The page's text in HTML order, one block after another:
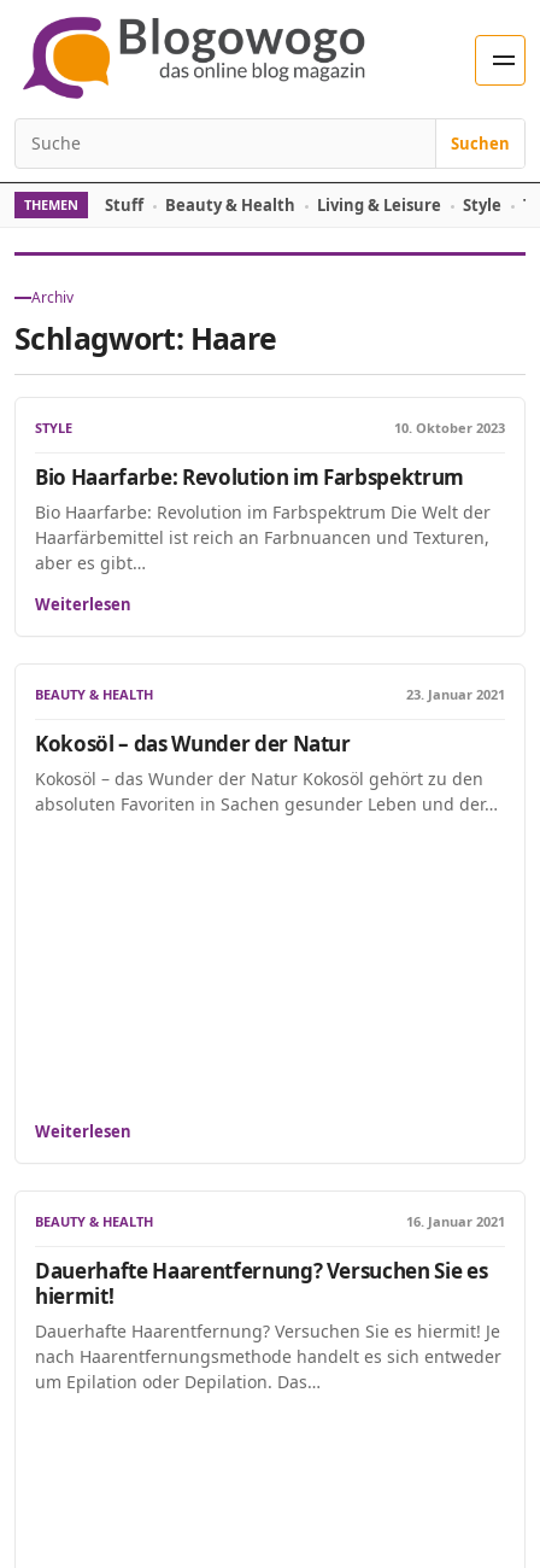
Zum Inhalt springen
Suchen nach:
Suchen
THEMEN Stuff Beauty & Health Living & Leisure Style
Archiv
Schlagwort: Haare
STYLE 10. Oktober 2023
Bio Haarfarbe: Revolution im Farbspektrum
Bio Haarfarbe: Revolution im Farbspektrum Die Welt der
Haarfärbemittel ist reich an Farbnuancen und Texturen,
aber es gibt…
Weiterlesen
BEAUTY & HEALTH 23. Januar 2021
Kokosöl – das Wunder der Natur
Kokosöl – das Wunder der Natur Kokosöl gehört zu den
absoluten Favoriten in Sachen gesunder Leben und der…
Weiterlesen
BEAUTY & HEALTH 16. Januar 2021
Dauerhafte Haarentfernung? Versuchen Sie es
hiermit!
Dauerhafte Haarentfernung? Versuchen Sie es hiermit! Je
nach Haarentfernungsmethode handelt es sich entweder
um Epilation oder Depilation. Das…